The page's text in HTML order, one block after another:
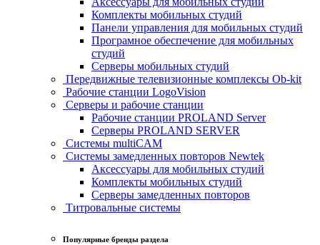
Комплекты мобильных студий
Панели управления для мобильных студий
Програмное обеспечение для мобильных
студий
Серверы мобильных студий
Передвижные телевизионные комплексы Ob-kit
Рабочие станции LogoVision
Серверы и рабочие станции
Рабочие станции PROLAND Server
Серверы PROLAND SERVER
Системы multiCAM
Системы замедленных повторов Newtek
Аксессуары для мобильных студий
Комплекты мобильных студий
Серверы замедленных повторов
Титровальные системы
Популярные бренды раздела